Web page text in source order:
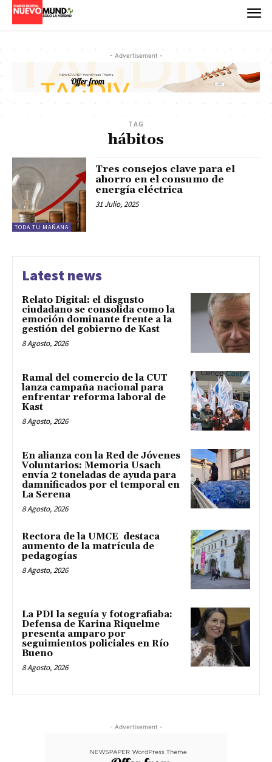
- Advertisement -
TAG
hábitos
TODA TU MAÑANA
Tres consejos clave para el
ahorro en el consumo de
energía eléctrica
31 Julio, 2025
Latest news
Relato Digital: el disgusto
ciudadano se consolida como la
emoción dominante frente a la
gestión del gobierno de Kast
8 Agosto, 2026
Ramal del comercio de la CUT
lanza campaña nacional para
enfrentar reforma laboral de
Kast
8 Agosto, 2026
En alianza con la Red de Jóvenes
Voluntarios: Memoria Usach
envía 2 toneladas de ayuda para
damnificados por el temporal en
La Serena
8 Agosto, 2026
Rectora de la UMCE destaca
aumento de la matrícula de
pedagogías
8 Agosto, 2026
La PDI la seguía y fotografiaba:
Defensa de Karina Riquelme
presenta amparo por
seguimientos policiales en Río
Bueno
8 Agosto, 2026
- Advertisement -